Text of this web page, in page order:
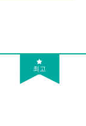
최고